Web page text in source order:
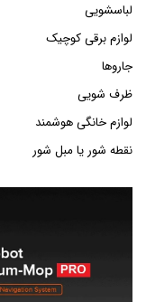
لباسشویی
لوازم برقی کوچیک
جاروها
ظرف شویی
لوازم خانگی هوشمند
نقطه شور یا مبل شور